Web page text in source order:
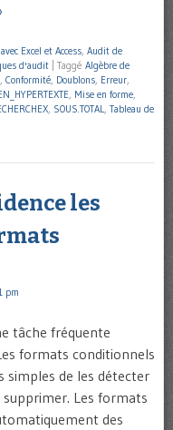
Excel et Access, Audit de
d'audit Taggé Algèbre de
, Conformité, Doublons, Erreur,
, Mise en forme,
, SOUS.TOTAL, Tableau de
les
pm
tâche fréquente
formats conditionnels
simples de les détecter
Les formats
des